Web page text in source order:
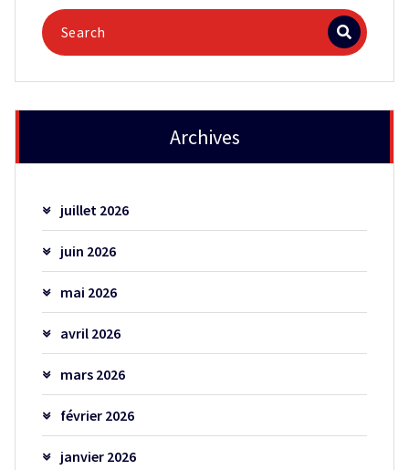
Archives
juillet 2026
juin 2026
mai 2026
avril 2026
mars 2026
février 2026
janvier 2026